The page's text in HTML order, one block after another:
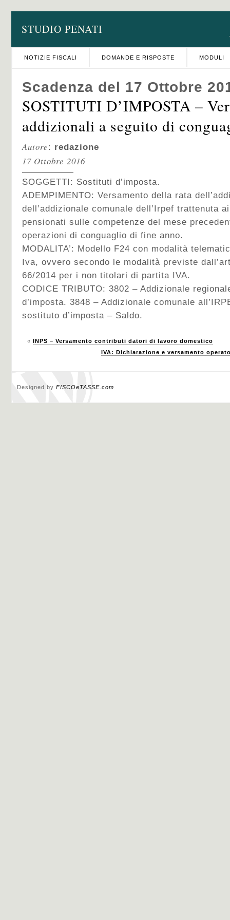
STUDIO PENATI
NOTIZIE FISCALI DOMANDE E RISPOSTE MODULI
Scadenza del 17 Ottobre
SOSTITUTI D’IMPOSTA –
addizionali a seguito di
Autore: redazione
17 Ottobre 2016
SOGGETTI: Sostituti d’imposta.
ADEMPIMENTO: Versamento della rata
dell’addizionale comunale dell’Irpef trattenuta
pensionati sulle competenze del mese
operazioni di conguaglio di fine anno.
MODALITA’: Modello F24 con modalità
Iva, ovvero secondo le modalità previste
66/2014 per i non titolari di partita IVA.
CODICE TRIBUTO: 3802 – Addizionale
d’imposta. 3848 – Addizionale comunale
sostituto d’imposta – Saldo.
« INPS – Versamento contributi datori di lavoro domestico
IVA: Dichiarazione e versamento
Designed by FISCOeTASSE.com